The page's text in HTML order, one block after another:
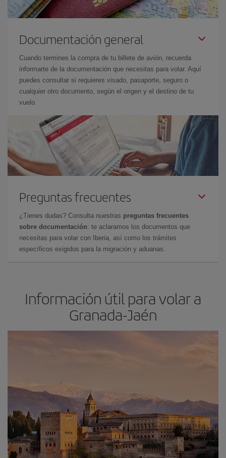
Documentación general
Cuando termines la compra de tu billete de avión, recuerda
informarte de la documentación que necesitas para volar. Aquí
puedes consultar si requieres visado, pasaporte, seguro o
cualquier otro documento, según el origen y el destino de tu
vuelo.
Preguntas frecuentes
¿Tienes dudas? Consulta nuestras preguntas frecuentes
sobre documentación: te aclaramos los documentos que
necesitas para volar con Iberia, así como los trámites
específicos exigidos para la migración y aduanas.
Información útil para volar a
Granada-Jaén